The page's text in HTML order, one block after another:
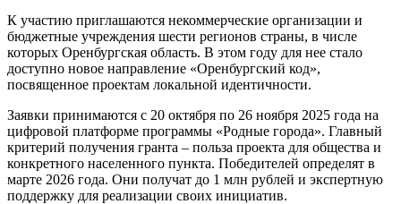
К участию приглашаются некоммерческие организации и
бюджетные учреждения шести регионов страны, в числе
которых Оренбургская область. В этом году для нее стало
доступно новое направление «Оренбургский код»,
посвященное проектам локальной идентичности.
Заявки принимаются с 20 октября по 26 ноября 2025 года на
цифровой платформе программы «Родные города». Главный
критерий получения гранта – польза проекта для общества и
конкретного населенного пункта. Победителей определят в
марте 2026 года. Они получат до 1 млн рублей и экспертную
поддержку для реализации своих инициатив.